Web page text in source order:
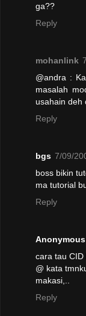
ga??
Reply
mohanlink
@andra :
masalah
usahain deh
Reply
bgs 7/09/
boss bikin
ma tutorial
Reply
Anonymous
cara tau
@ kata
makasi,..
Reply